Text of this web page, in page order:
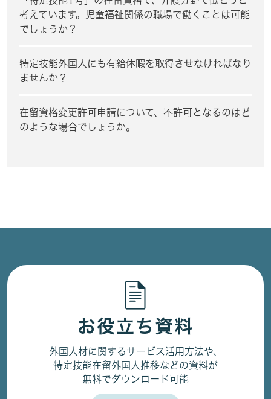
考えています。児童福祉関係の職場で働くことは可能
でしょうか？
特定技能外国人にも有給休暇を取得させなければなり
ませんか？
在留資格変更許可申請について、不許可となるのはど
のような場合でしょうか。
お役立ち資料
外国人材に関するサービス活用方法や、
特定技能在留外国人推移などの資料が
無料でダウンロード可能